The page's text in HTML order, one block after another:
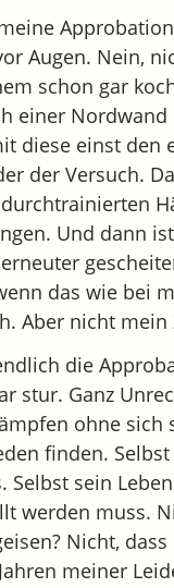
Augen. Nein,
schon gar
einer
diese einst den
der Versuch.
Und dann
das wie bei
Aber nicht mein
die
stur. Ganz
ohne sich
finden.
sein
werden muss.
Nicht,
meiner